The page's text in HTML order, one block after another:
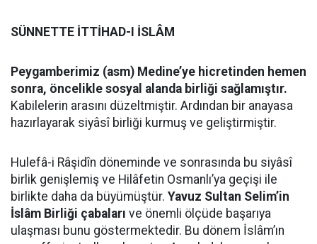
SÜNNETTE İTTİHAD-I İSLÂM
Peygamberimiz (asm) Medine’ye hicretinden hemen
sonra, öncelikle sosyal alanda birliği sağlamıştır.
Kabilelerin arasını düzeltmiştir. Ardından bir anayasa
hazırlayarak siyâsî birliği kurmuş ve geliştirmiştir.
Hulefâ-i Râşidîn döneminde ve sonrasında bu siyâsî
birlik genişlemiş ve Hilâfetin Osmanlı’ya geçişi ile
birlikte daha da büyümüştür. Yavuz Sultan Selim’in
İslâm Birliği çabaları ve önemli ölçüde başarıya
ulaşması bunu göstermektedir. Bu dönem İslâm’ın